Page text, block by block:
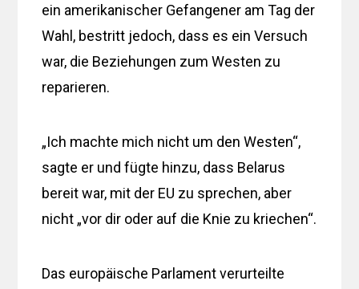
ein amerikanischer Gefangener am Tag der
Wahl, bestritt jedoch, dass es ein Versuch
war, die Beziehungen zum Westen zu
reparieren.
„Ich machte mich nicht um den Westen“,
sagte er und fügte hinzu, dass Belarus
bereit war, mit der EU zu sprechen, aber
nicht „vor dir oder auf die Knie zu kriechen“.
Das europäische Parlament verurteilte